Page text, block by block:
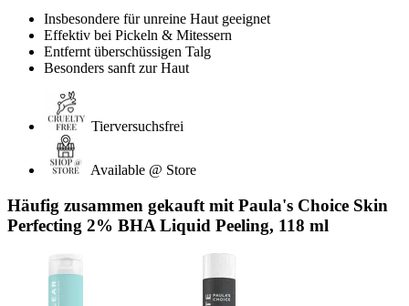
Insbesondere für unreine Haut geeignet
Effektiv bei Pickeln & Mitessern
Entfernt überschüssigen Talg
Besonders sanft zur Haut
Tierversuchsfrei
Available @ Store
Häufig zusammen gekauft mit Paula's Choice Skin
Perfecting 2% BHA Liquid Peeling, 118 ml